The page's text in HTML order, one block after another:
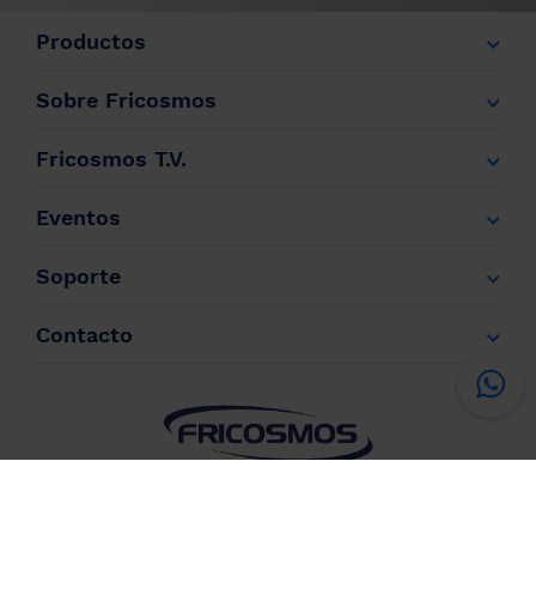
Productos
Sobre Fricosmos
Fricosmos T.V.
Eventos
Soporte
Contacto